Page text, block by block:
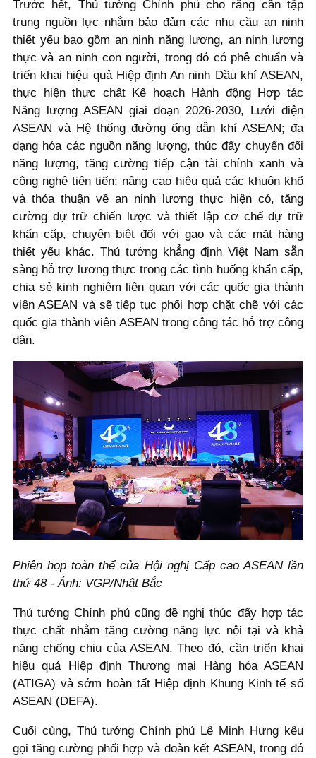
Trước hết, Thủ tướng Chính phủ cho rằng cần tập
trung nguồn lực nhằm bảo đảm các nhu cầu an ninh
thiết yếu bao gồm an ninh năng lượng, an ninh lương
thực và an ninh con người, trong đó có phê chuẩn và
triển khai hiệu quả Hiệp định An ninh Dầu khí ASEAN,
thực hiện thực chất Kế hoạch Hành động Hợp tác
Năng lượng ASEAN giai đoạn 2026-2030, Lưới điện
ASEAN và Hệ thống đường ống dẫn khí ASEAN; đa
dạng hóa các nguồn năng lượng, thúc đẩy chuyển đổi
năng lượng, tăng cường tiếp cận tài chính xanh và
công nghệ tiên tiến; nâng cao hiệu quả các khuôn khổ
và thỏa thuận về an ninh lương thực hiện có, tăng
cường dự trữ chiến lược và thiết lập cơ chế dự trữ
khẩn cấp, chuyên biệt đối với gạo và các mặt hàng
thiết yếu khác. Thủ tướng khẳng định Việt Nam sẵn
sàng hỗ trợ lương thực trong các tình huống khẩn cấp,
chia sẻ kinh nghiệm liên quan với các quốc gia thành
viên ASEAN và sẽ tiếp tục phối hợp chặt chẽ với các
quốc gia thành viên ASEAN trong công tác hỗ trợ công
dân.
Phiên họp toàn thể của Hội nghị Cấp cao ASEAN lần
thứ 48 - Ảnh: VGP/Nhật Bắc
Thủ tướng Chính phủ cũng đề nghị thúc đẩy hợp tác
thực chất nhằm tăng cường năng lực nội tại và khả
năng chống chịu của ASEAN. Theo đó, cần triển khai
hiệu quả Hiệp định Thương mại Hàng hóa ASEAN
(ATIGA) và sớm hoàn tất Hiệp định Khung Kinh tế số
ASEAN (DEFA).
Cuối cùng, Thủ tướng Chính phủ Lê Minh Hưng kêu
gọi tăng cường phối hợp và đoàn kết ASEAN, trong đó